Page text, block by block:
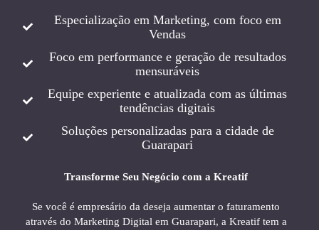
Especialização em Marketing, com foco em
Vendas
Foco em performance e geração de resultados
mensuráveis
Equipe experiente e atualizada com as últimas
tendências digitais
Soluções personalizadas para a cidade de
Guarapari
Transforme Seu Negócio com a Kreatif
Se você é empresário da deseja aumentar o faturamento
através do Marketing Digital em Guarapari, a Kreatif tem a